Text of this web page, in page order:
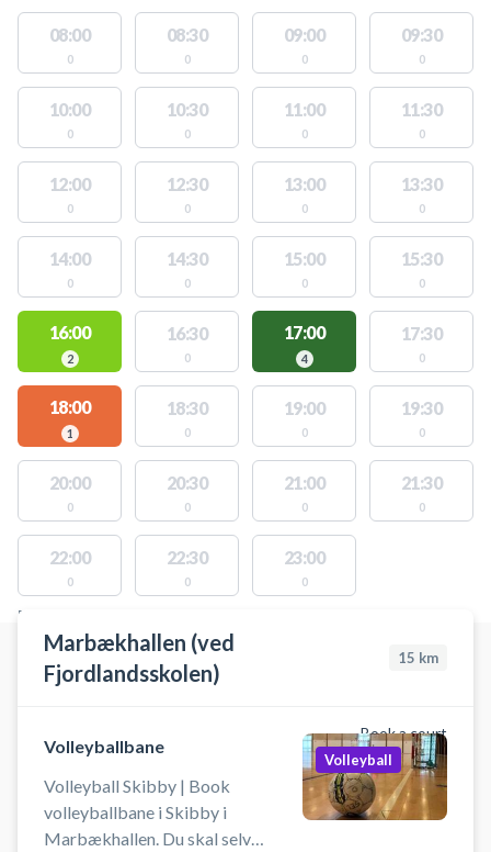
08:00
0
08:30
0
09:00
0
09:30
0
10:00
0
10:30
0
11:00
0
11:30
0
12:00
0
12:30
0
13:00
0
13:30
0
14:00
0
14:30
0
15:00
0
15:30
0
16:00
2
16:30
0
17:00
4
17:30
0
18:00
1
18:30
0
19:00
0
19:30
0
20:00
0
20:30
0
21:00
0
21:30
0
22:00
0
22:30
0
23:00
0
FACILITIES WITH AVAILABLE ACTIVITIES
Marbækhallen (ved
Fjordlandsskolen)
15 km
Book a court
Volleyballbane
Volleyball Skibby | Book
volleyballbane i Skibby i
Marbækhallen. Du skal selv
Volleyball